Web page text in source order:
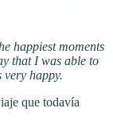
happiest moments
that I was able to
very happy.
que todavía